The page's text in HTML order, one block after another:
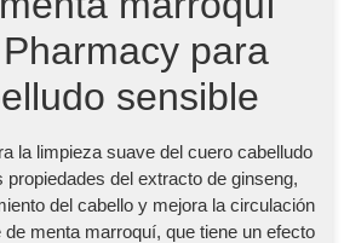
para
sensible
la limpieza suave del cuero cabelludo
del extracto de ginseng,
del cabello y mejora la circulación
menta marroquí, que tiene un efecto